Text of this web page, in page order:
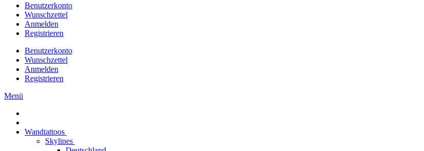
Benutzerkonto
Wunschzettel
Anmelden
Registrieren
Benutzerkonto
Wunschzettel
Anmelden
Registrieren
Menü
Wandtattoos
Skylines